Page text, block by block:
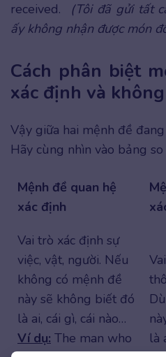
received.
(Tôi đã gửi tất
ấy không nhận được món
Cách phân biệt
xác định và
Vậy giữa hai mệnh đề
Hãy cùng nhìn vào bảng so
Mệnh đề quan hệ
xác định
Vai trò xác định sự
việc, vật, người. Nếu
không có mệnh đề
này sẽ không biết đó
là ai, cái gì, cái nào…
Ví dụ: The man who
là